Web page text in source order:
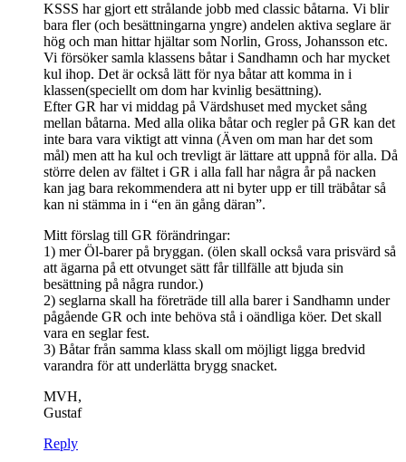
KSSS har gjort ett strålande jobb med classic båtarna. Vi blir
bara fler (och besättningarna yngre) andelen aktiva seglare är
hög och man hittar hjältar som Norlin, Gross, Johansson etc.
Vi försöker samla klassens båtar i Sandhamn och har mycket
kul ihop. Det är också lätt för nya båtar att komma in i
klassen(speciellt om dom har kvinlig besättning).
Efter GR har vi middag på Värdshuset med mycket sång
mellan båtarna. Med alla olika båtar och regler på GR kan det
inte bara vara viktigt att vinna (Även om man har det som
mål) men att ha kul och trevligt är lättare att uppnå för alla. Då
större delen av fältet i GR i alla fall har några år på nacken
kan jag bara rekommendera att ni byter upp er till träbåtar så
kan ni stämma in i “en än gång däran”.
Mitt förslag till GR förändringar:
1) mer Öl-barer på bryggan. (ölen skall också vara prisvärd så
att ägarna på ett otvunget sätt får tillfälle att bjuda sin
besättning på några rundor.)
2) seglarna skall ha företräde till alla barer i Sandhamn under
pågående GR och inte behöva stå i oändliga köer. Det skall
vara en seglar fest.
3) Båtar från samma klass skall om möjligt ligga bredvid
varandra för att underlätta brygg snacket.
MVH,
Gustaf
Reply